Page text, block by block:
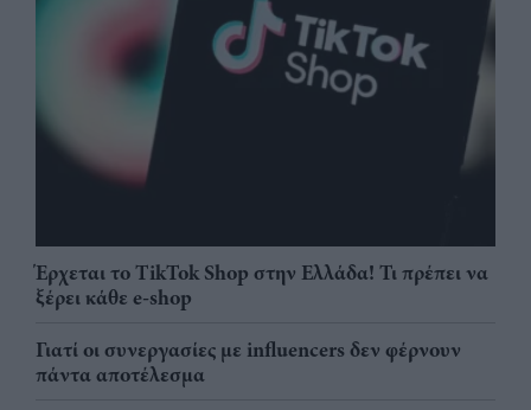
Έρχεται το TikTok Shop στην Ελλάδα! Τι πρέπει να
ξέρει κάθε e-shop
Γιατί οι συνεργασίες με influencers δεν φέρνουν
πάντα αποτέλεσμα